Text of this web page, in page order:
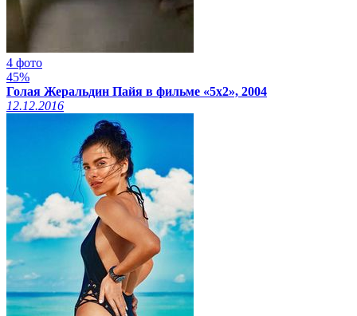
4 фото
45%
Голая Жеральдин Пайя в фильме «5x2», 2004
12.12.2016